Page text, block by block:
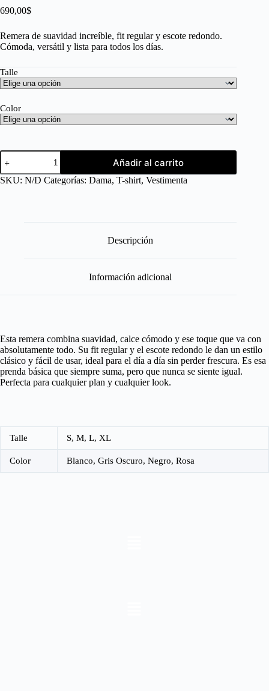
690,00$
Remera de suavidad increíble, fit regular y escote redondo.
Cómoda, versátil y lista para todos los días.
Talle
Color
Añadir al carrito
SKU: N/D Categorías: Dama, T-shirt, Vestimenta
Descripción
Información adicional
Esta remera combina suavidad, calce cómodo y ese toque que va con
absolutamente todo. Su fit regular y el escote redondo le dan un estilo
clásico y fácil de usar, ideal para el día a día sin perder frescura. Es esa
prenda básica que siempre suma, pero que nunca se siente igual.
Perfecta para cualquier plan y cualquier look.
Talle S, M, L, XL
Color Blanco, Gris Oscuro, Negro, Rosa